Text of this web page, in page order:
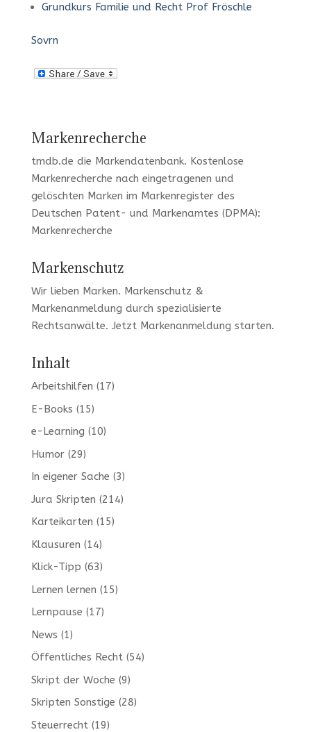
Grundkurs Familie und Recht Prof Fröschle
Sovrn
Markenrecherche
tmdb.de die Markendatenbank. Kostenlose
Markenrecherche nach eingetragenen und
gelöschten Marken im Markenregister des
Deutschen Patent- und Markenamtes (DPMA):
Markenrecherche
Markenschutz
Wir lieben Marken. Markenschutz &
Markenanmeldung durch spezialisierte
Rechtsanwälte. Jetzt Markenanmeldung starten.
Inhalt
Arbeitshilfen (17)
E-Books (15)
e-Learning (10)
Humor(29)
In eigener Sache (3)
Jura Skripten (214)
Karteikarten (15)
Klausuren (14)
Klick-Tipp (63)
Lernen lernen (15)
Lernpause (17)
News (1)
Öffentliches Recht(54)
Skript der Woche (9)
Skripten Sonstige (28)
Steuerrecht(19)